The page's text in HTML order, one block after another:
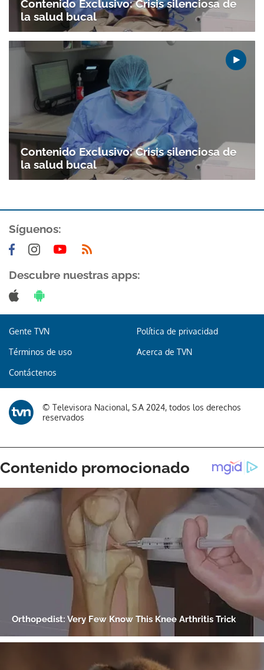
Contenido Exclusivo: Crisis silenciosa de
la salud bucal
Contenido Exclusivo: Crisis silenciosa de
la salud bucal
Síguenos:
Descubre nuestras apps:
Gente TVN Política de privacidad
Términos de uso Acerca de TVN
Contáctenos
© Televisora Nacional, S.A 2024, todos los derechos
reservados